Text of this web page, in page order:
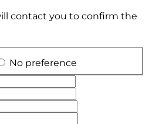
contact you to confirm the
No preference